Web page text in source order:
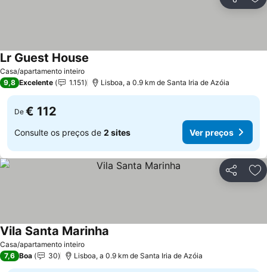
Partilhar
Casa/apartamento inteiro
Lr Guest House
9,8 Excelente 1.151 Lisboa, a 0.9 km de Santa Iria de Azóia
De € 112
Consulte os preços de 2 sites Ver preços
Partilhar
Casa/apartamento inteiro
Vila Santa Marinha
7,6 Boa 30 Lisboa, a 0.9 km de Santa Iria de Azóia